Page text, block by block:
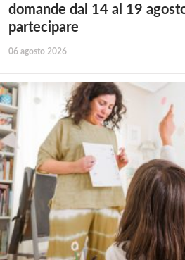
domande dal 14 al 19
partecipare
06 agosto 2026